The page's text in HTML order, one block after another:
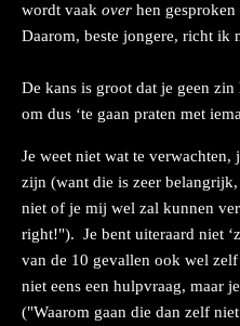
wordt vaak over hen
Daarom, beste jongere, richt ik
De kans is groot dat je geen zin
om dus ‘te gaan praten met
Je weet niet wat te
zijn (want die is zeer
niet of je mij wel zal kunnen
right!"). Je bent uiteraard niet
van de 10 gevallen ook wel zelf
niet eens een hulpvraag, maar
("Waarom gaan die dan zelf